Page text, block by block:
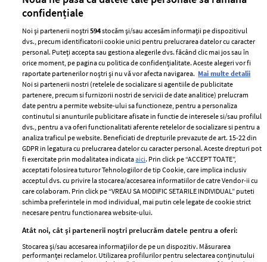
ELLE Style Awards
2024
Despre ELLE
Romania
Contact
Abonamente
Termeni si conditii
Politica de
confidențialitate
Politica de cookies
Publicitate
GSP
Unica
femei
Viva
confidențiale
Noi și partenerii noștri594stocăm și/sau accesăm informații pe dispozitivul
dvs., precum identificatorii cookie unici pentru prelucrarea datelor cu caracter
personal. Puteți accepta sau gestiona alegerile dvs. făcând clic mai jos sau în
orice moment, pe pagina cu politica de confidențialitate. Aceste alegeri vor fi
raportate partenerilor noștri și nu vă vor afecta navigarea. Mai multe detalii
Noi si partenerii nostri (retelele de socializare si agentiile de publicitate
partenere, precum si furnizorii nostri de servicii de date analitice) prelucram
date pentru a permite website-ului sa functioneze, pentru a personaliza
continutul si anunturile publicitare afisate in functie de interesele si/sau profilul
dvs., pentru a va oferi functionalitati aferente retelelor de socializare si pentru a
analiza traficul pe website. Beneficiati de drepturile prevazute de art. 15-22 din
GDPR in legatura cu prelucrarea datelor cu caracter personal. Aceste drepturi pot
fi exercitate prin modalitatea indicataaici. Prin click pe “ACCEPT TOATE”,
acceptati folosirea tuturor Tehnologiilor de tip Cookie, care implica inclusiv
acceptul dvs. cu privire la stocarea/accesarea informatiilor de catre Vendor-ii cu
care colaboram. Prin click pe “VREAU SA MODIFIC SETARILE INDIVIDUAL” puteti
schimba preferintele in mod individual, mai putin cele legate de cookie strict
necesare pentru functionarea website-ului.
Atât noi, cât și partenerii noștri prelucrăm datele pentru a oferi:
Stocarea și/sau accesarea informațiilor de pe un dispozitiv. Măsurarea
performanței reclamelor. Utilizarea profilurilor pentru selectarea conținutului